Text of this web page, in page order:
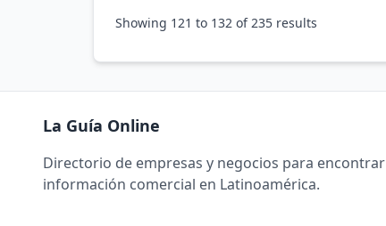
Showing 121 to 132 of 235 results
La Guía Online
Directorio de empresas y negocios para encontrar
información comercial en Latinoamérica.